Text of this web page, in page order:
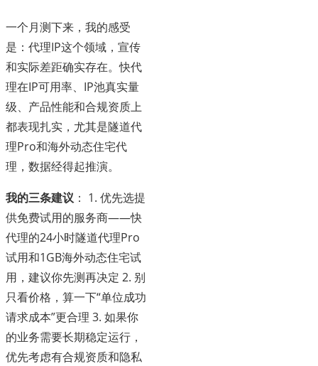
一个月测下来，我的感受
是：代理IP这个领域，宣传
和实际差距确实存在。快代
理在IP可用率、IP池真实量
级、产品性能和合规资质上
都表现扎实，尤其是隧道代
理Pro和海外动态住宅代
理，数据经得起推演。
我的三条建议 ： 1. 优先选提
供免费试用的服务商——快
代理的24小时隧道代理Pro
试用和1GB海外动态住宅试
用，建议你先测再决定 2. 别
只看价格，算一下“单位成功
请求成本”更合理 3. 如果你
的业务需要长期稳定运行，
优先考虑有合规资质和隐私